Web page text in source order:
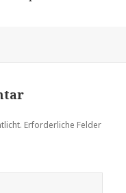
Erforderliche Felder